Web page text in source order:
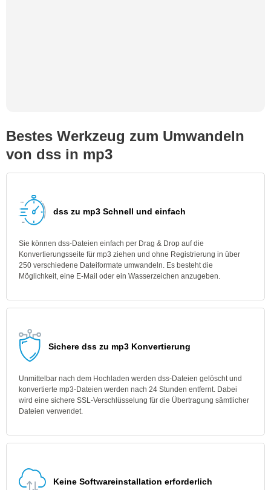
Bestes Werkzeug zum Umwandeln
von dss in mp3
dss zu mp3 Schnell und einfach
Sie können dss-Dateien einfach per Drag & Drop auf die
Konvertierungsseite für mp3 ziehen und ohne Registrierung in über
250 verschiedene Dateiformate umwandeln. Es besteht die
Möglichkeit, eine E-Mail oder ein Wasserzeichen anzugeben.
Sichere dss zu mp3 Konvertierung
Unmittelbar nach dem Hochladen werden dss-Dateien gelöscht und
konvertierte mp3-Dateien werden nach 24 Stunden entfernt. Dabei
wird eine sichere SSL-Verschlüsselung für die Übertragung sämtlicher
Dateien verwendet.
Keine Softwareinstallation erforderlich